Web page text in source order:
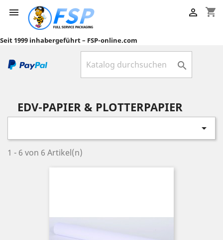
 shopping_cart

Seit 1999 inhabergeführt – FSP-online.com

EDV-PAPIER & PLOTTERPAPIER

1 - 6 von 6 Artikel(n)